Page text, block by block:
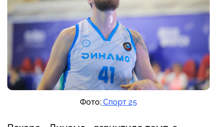
Фото: Спорт 25